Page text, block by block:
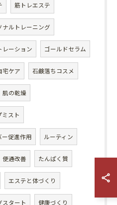
筋トレエステ
ナルトレーニング
レーション ゴールドセラム
宅ケア 石鹸落ちコスメ
肌の乾燥
ミスト
ー促進作用 ルーティン
便通改善 たんぱく質
エステと体づくり
スタート 健康づくり